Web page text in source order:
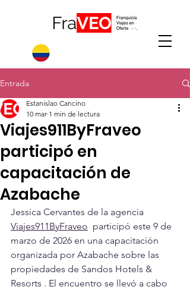
Entrada
Viajes911ByFraveo
participó en
capacitación de
Azabache
Estanislao Cancino
10 mar 1 min de lectura
Jessica Cervantes de la agencia
Viajes911ByFraveo participó este 9 de
marzo de 2026 en una capacitación
organizada por Azabache sobre las
propiedades de Sandos Hotels &
Resorts . El encuentro se llevó a cabo